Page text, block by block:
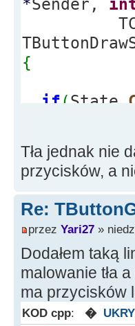
*Sender,
{
if(State.
Canvas->
}
else
{
}
}
Tła jednak nie
przycisków, a
Re:
przez Yari27 »
Dodałem taką
malowanie tła
ma przycisków
KOD cpp: �